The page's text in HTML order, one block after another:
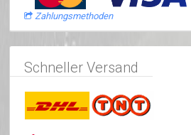
Zahlungsmethoden
Schneller Versand